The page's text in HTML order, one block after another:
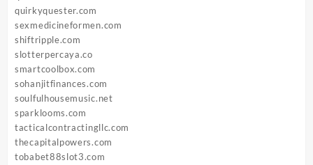
quirkyquester.com
sexmedicineformen.com
shiftripple.com
slotterpercaya.co
smartcoolbox.com
sohanjitfinances.com
soulfulhousemusic.net
sparklooms.com
tacticalcontractingllc.com
thecapitalpowers.com
tobabet88slot3.com